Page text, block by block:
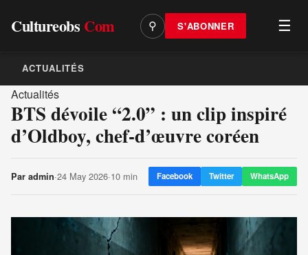
Cultureobs Com ⚲ S'ABONNER ☰
ACTUALITÉS
Actualités
BTS dévoile “2.0” : un clip inspiré
d’Oldboy, chef-d’œuvre coréen
Par admin·24 May 2026·10 min Facebook Twitter WhatsApp